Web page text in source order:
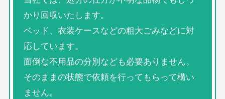
かり回収いたします。
ベッド、衣装ケースなどの粗大ごみなどに対
応しています。
面倒な不用品の分別なども必要ありません。
そのままの状態で依頼を行ってもらって構い
ません。